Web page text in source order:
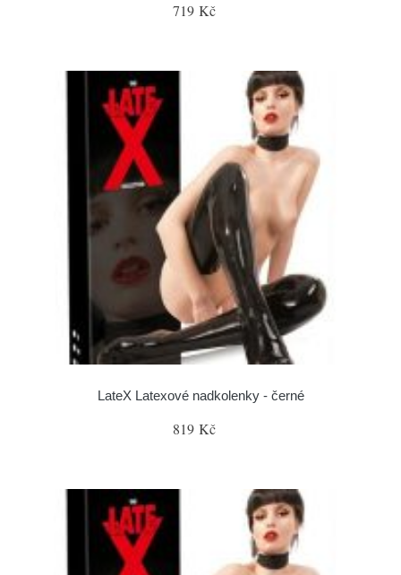
719 Kč
LateX Latexové nadkolenky - černé
819 Kč